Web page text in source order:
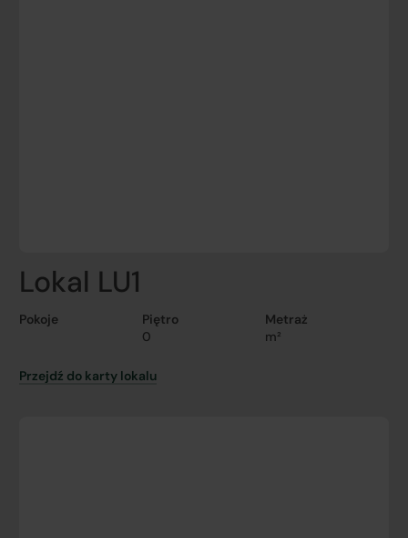
Lokal LU1
Pokoje
Piętro
0
Metraż
m²
Przejdź do karty lokalu